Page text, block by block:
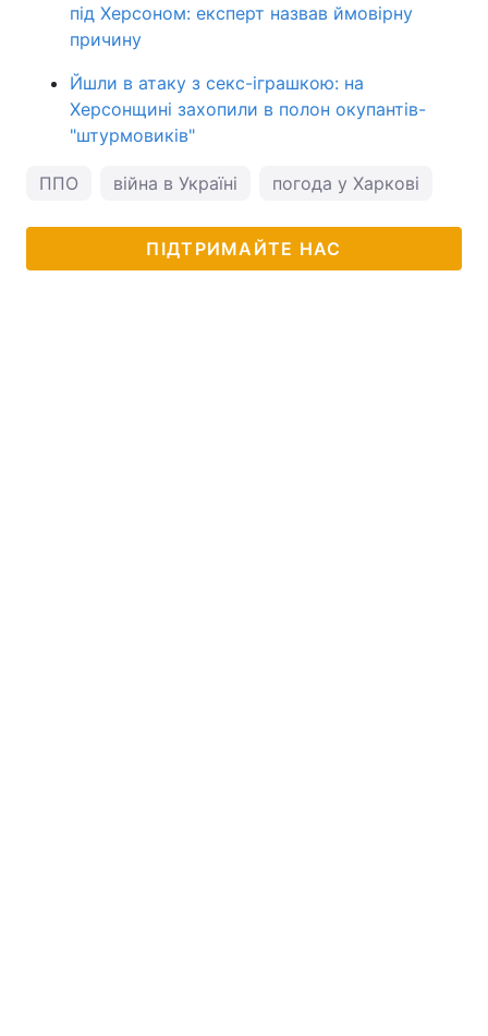
під Херсоном: експерт назвав ймовірну
причину
Йшли в атаку з секс-іграшкою: на
Херсонщині захопили в полон окупантів-
"штурмовиків"
ППО війна в Україні погода у Харкові
ПІДТРИМАЙТЕ НАС